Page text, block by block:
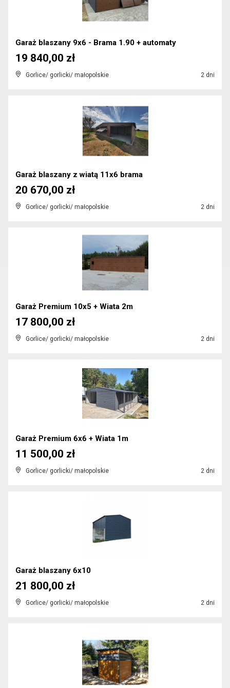
Garaż blaszany 9x6 - Brama 1.90 + automaty
Gorlice/ gorlicki/ małopolskie 2 dni
19 840,00 zł
Garaż blaszany z wiatą 11x6 brama
Gorlice/ gorlicki/ małopolskie 2 dni
20 670,00 zł
Garaż Premium 10x5 + Wiata 2m
Gorlice/ gorlicki/ małopolskie 2 dni
17 800,00 zł
Garaż Premium 6x6 + Wiata 1m
Gorlice/ gorlicki/ małopolskie 2 dni
11 500,00 zł
Garaż blaszany 6x10
Gorlice/ gorlicki/ małopolskie 2 dni
21 800,00 zł